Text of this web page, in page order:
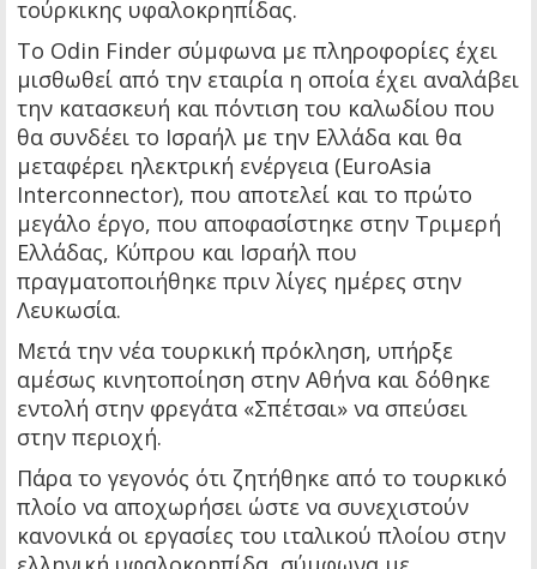
τούρκικης υφαλοκρηπίδας.
Το Odin Finder σύμφωνα με πληροφορίες έχει
μισθωθεί από την εταιρία η οποία έχει αναλάβει
την κατασκευή και πόντιση του καλωδίου που
θα συνδέει το Ισραήλ με την Ελλάδα και θα
μεταφέρει ηλεκτρική ενέργεια (EuroAsia
Interconnector), που αποτελεί και το πρώτο
μεγάλο έργο, που αποφασίστηκε στην Τριμερή
Ελλάδας, Κύπρου και Ισραήλ που
πραγματοποιήθηκε πριν λίγες ημέρες στην
Λευκωσία.
Μετά την νέα τουρκική πρόκληση, υπήρξε
αμέσως κινητοποίηση στην Αθήνα και δόθηκε
εντολή στην φρεγάτα «Σπέτσαι» να σπεύσει
στην περιοχή.
Πάρα το γεγονός ότι ζητήθηκε από το τουρκικό
πλοίο να αποχωρήσει ώστε να συνεχιστούν
κανονικά οι εργασίες του ιταλικού πλοίου στην